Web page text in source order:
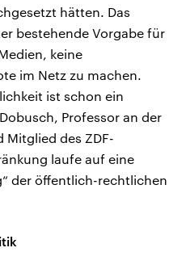
hätten. Das
bestehende Vorgabe für
keine
im Netz zu machen.
ist schon ein
Professor an der
des ZDF-
laufe auf eine
der öffentlich-rechtlichen